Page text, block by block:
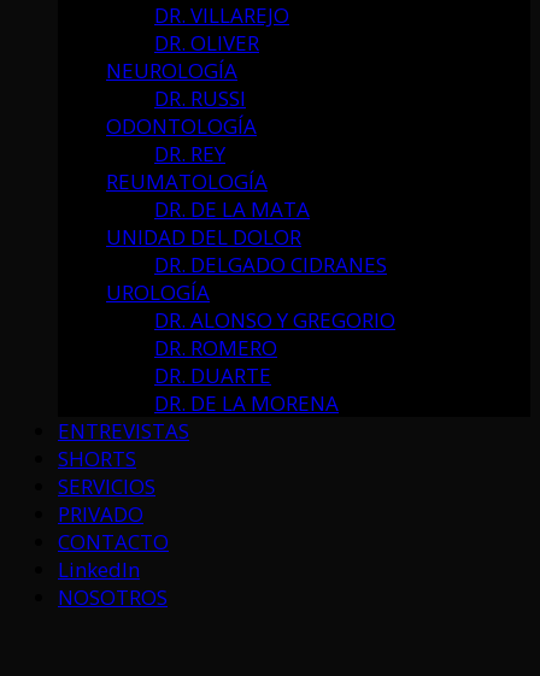
DR. VILLAREJO
DR. OLIVER
NEUROLOGÍA
DR. RUSSI
ODONTOLOGÍA
DR. REY
REUMATOLOGÍA
DR. DE LA MATA
UNIDAD DEL DOLOR
DR. DELGADO CIDRANES
UROLOGÍA
DR. ALONSO Y GREGORIO
DR. ROMERO
DR. DUARTE
DR. DE LA MORENA
ENTREVISTAS
SHORTS
SERVICIOS
PRIVADO
CONTACTO
LinkedIn
NOSOTROS